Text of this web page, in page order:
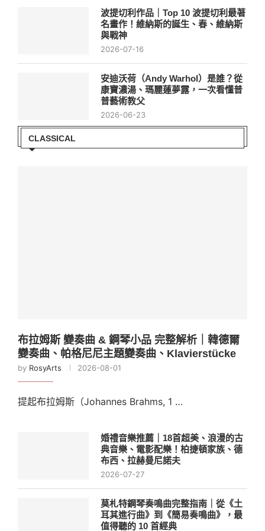
波提切利作品｜Top 10 波提切利最著
名畫作！維納斯的誕生、春、維納斯
與戰神
2026-07-16
安迪沃荷（Andy Warhol）是誰？從
康寶濃湯、瑪麗蓮夢露，一次看懂普
普藝術教父
2026-06-23
CLASSICAL
布拉姆斯 變奏曲 & 鋼琴小品 完整解析｜韓德爾
變奏曲、帕格尼尼主題變奏曲、Klavierstücke
by RosyArts 2026-08-01
提起布拉姆斯（Johannes Brahms, 1 …
婚禮音樂推薦｜18首超美、浪漫的古
典音樂、電影配樂！柏捷頓家族、德
布西、拉赫曼尼諾夫
2026-07-27
莫札特鋼琴奏鳴曲完整指南｜從《土
耳其進行曲》到《簡易奏鳴曲》，最
值得聽的 10 首經典